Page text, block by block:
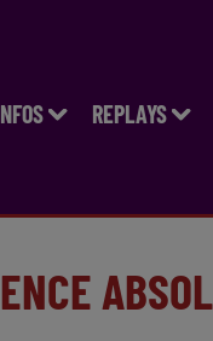
REPLAYS